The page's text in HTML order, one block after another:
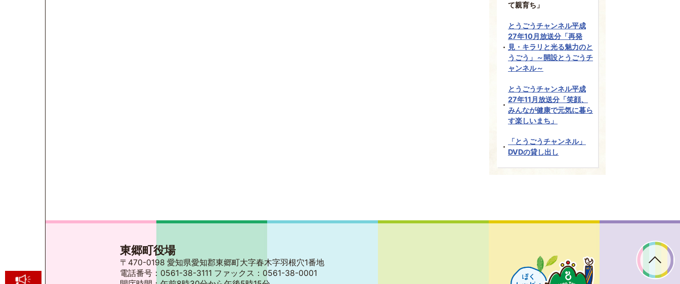
て親育ち」
とうごうチャンネル平成
27年10月放送分「再発
見・キラリと光る魅力のと
うごう」～開設とうごうチ
ャンネル～
とうごうチャンネル平成
27年11月放送分「笑顔、
みんなが健康で元気に暮ら
す楽しいまち」
「とうごうチャンネル」
DVDの貸し出し
東郷町役場
〒470-0198 愛知県愛知郡東郷町大字春木字羽根穴1番地
電話番号：0561-38-3111 ファックス：0561-38-0001